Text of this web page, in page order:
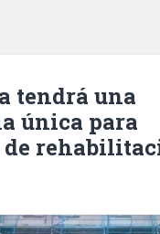
tendrá una
única para